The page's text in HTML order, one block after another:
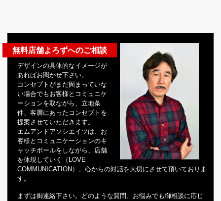
無料店舗よろずへのご相談
デザインの具体的なイメージが
あればお聞かせ下さい。
コンセプトがまだ固まっていな
い場合でもお客様とコミュニケ
ーションを取ながら、立地条
件、客層にあったコンセプトを
提案させていただきます。
エムアンドアソシエイツは、お
客様とコミュニケーションのキ
ャッチボールをしながら、店舗
を体現していく（LOVE
COMMUNICATION）、心からの対話を大切にさせて頂いておりま
す。
まずは御連絡下さい。どのような質問、お悩みでも御相談に応じ